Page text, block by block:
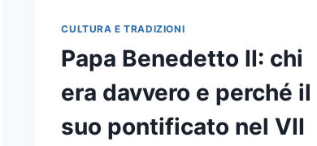
CULTURA E TRADIZIONI
Papa Benedetto II: chi
era davvero e perché il
suo pontificato nel VII